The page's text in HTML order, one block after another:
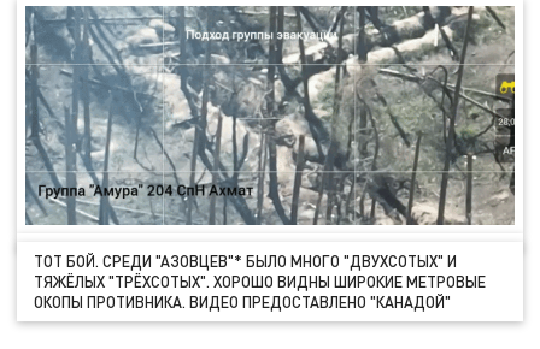
ТОТ БОЙ. СРЕДИ "АЗОВЦЕВ"* БЫЛО МНОГО "ДВУХСОТЫХ" И
ТЯЖЁЛЫХ "ТРЁХСОТЫХ". ХОРОШО ВИДНЫ ШИРОКИЕ МЕТРОВЫЕ
ОКОПЫ ПРОТИВНИКА. ВИДЕО ПРЕДОСТАВЛЕНО "КАНАДОЙ"